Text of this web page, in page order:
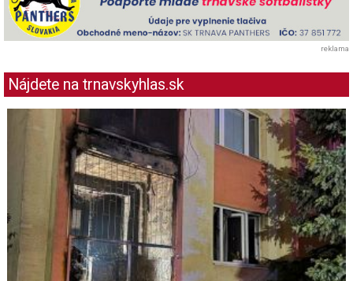
reklama
Nájdete na trnavskyhlas.sk